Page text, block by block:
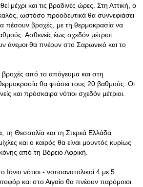
μέχρι και τις βραδινές ώρες. Στη Αττική, ο
καλός, ωστόσο προοδευτικά θα συννεφιάσει
πέσουν βροχές, με τη θερμοκρασία να
Ασθενείς έως σχεδόν μέτριοι
άνεμοι θα πνέουν στο Σαρωνικό και το
βροχές από το απόγευμα και στη
θα φτάσει τους 20 βαθμούς. Οι
και πρόσκαιρα νότιοι σχεδόν μέτριοι.
τη Θεσσαλία και τη Στερεά Ελλάδα
και ο καιρός θα είναι μουντός κυρίως
από τη Βόρειο Αφρική.
νότιοι - νοτιοανατολικοί 4 με 5
και στο Αιγαίο θα πνέουν παρόμοιοι